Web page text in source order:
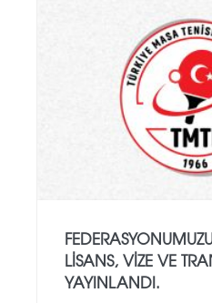
LISANS, VIZE VE
YAYINLANDI.